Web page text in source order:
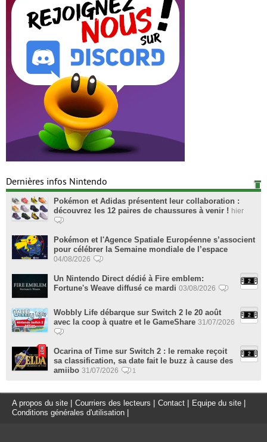
Dernières infos Nintendo
Pokémon et Adidas présentent leur collaboration :
découvrez les 12 paires de chaussures à venir ! hier
Pokémon et l'Agence Spatiale Européenne s’associent
pour célébrer la Semaine mondiale de l’espace
04/08/2026
Un Nintendo Direct dédié à Fire emblem:
Fortune's Weave diffusé ce mardi 03/08/2026
Wobbly Life débarque sur Switch 2 le 20 août
avec la coop à quatre et le GameShare 31/07/2026
Ocarina of Time sur Switch 2 : le remake reçoit
sa classification, sa date fait le buzz à cause des
amiibo 31/07/2026 1
A propos du site Courriers des lecteurs Contact Equipe du site
Conditions générales d'utilisation